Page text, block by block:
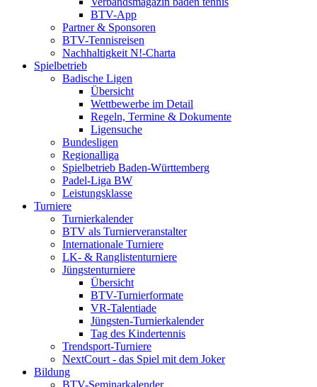
BTV-App
Partner & Sponsoren
BTV-Tennisreisen
Nachhaltigkeit N!-Charta
Spielbetrieb
Badische Ligen
Übersicht
Wettbewerbe im Detail
Regeln, Termine & Dokumente
Ligensuche
Bundesligen
Regionalliga
Spielbetrieb Baden-Württemberg
Padel-Liga BW
Leistungsklasse
Turniere
Turnierkalender
BTV als Turnierveranstalter
Internationale Turniere
LK- & Ranglistenturniere
Jüngstenturniere
Übersicht
BTV-Turnierformate
VR-Talentiade
Jüngsten-Turnierkalender
Tag des Kindertennis
Trendsport-Turniere
NextCourt - das Spiel mit dem Joker
Bildung
BTV-Seminarkalender